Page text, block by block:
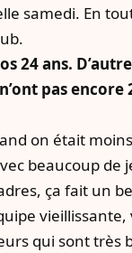
samedi. En
24 ans.
pas
on était
beaucoup
ça fait un
qui sont très